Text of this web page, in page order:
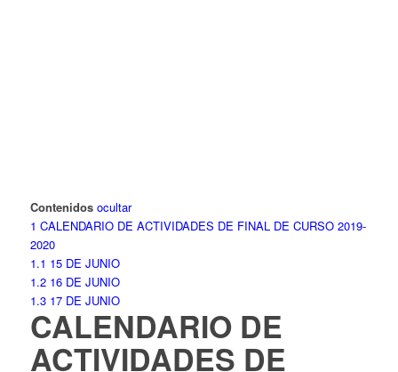
Contenidos ocultar
1 CALENDARIO DE ACTIVIDADES DE FINAL DE CURSO 2019-
2020
1.1 15 DE JUNIO
1.2 16 DE JUNIO
1.3 17 DE JUNIO
CALENDARIO DE
ACTIVIDADES DE